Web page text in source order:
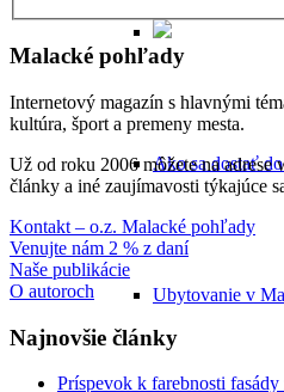
Ako sa dostať
Ubytovanie v
Malacké pohľady
Internetový magazín s hlavnými
kultúra, šport a premeny mesta.
Už od roku 2006 môžete na
články a iné zaujímavosti týkajúce
Kontakt – o.z. Malacké pohľady
Venujte nám 2 % z daní
Naše publikácie
O autoroch
Najnovšie články
Príspevok k farebnosti